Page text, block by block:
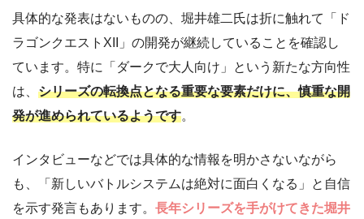
具体的な発表はないものの、堀井雄二氏は折に触れて「ド
ラゴンクエストXII」の開発が継続していることを確認し
ています。特に「ダークで大人向け」という新たな方向性
は、 シリーズの転換点となる重要な要素だけに、慎重な開
発が進められているようです。
インタビューなどでは具体的な情報を明かさないながら
も、「新しいバトルシステムは絶対に面白くなる」と自信
を示す発言もあります。 長年シリーズを手がけてきた堀井